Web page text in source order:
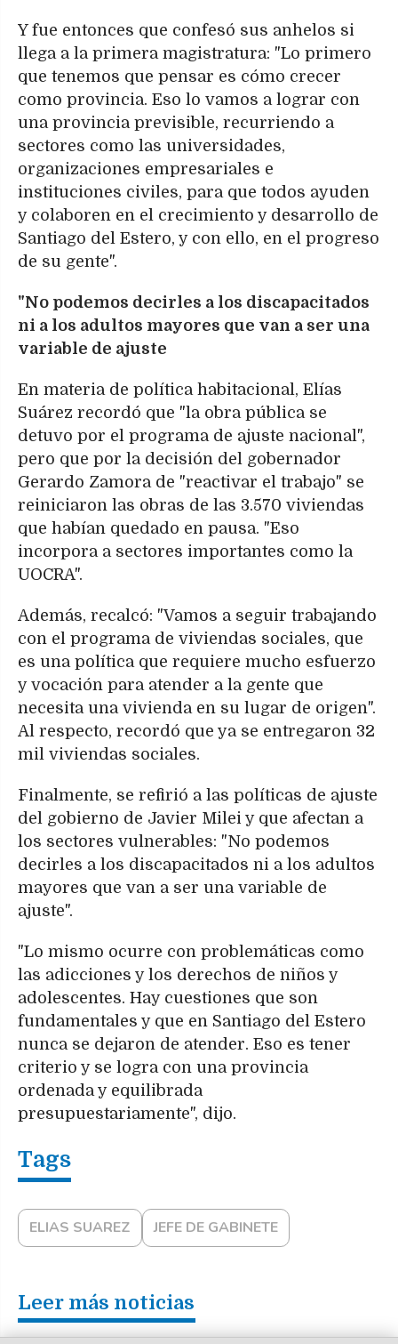
Y fue entonces que confesó sus anhelos si
llega a la primera magistratura: "Lo primero
que tenemos que pensar es cómo crecer
como provincia. Eso lo vamos a lograr con
una provincia previsible, recurriendo a
sectores como las universidades,
organizaciones empresariales e
instituciones civiles, para que todos ayuden
y colaboren en el crecimiento y desarrollo de
Santiago del Estero, y con ello, en el progreso
de su gente".
"No podemos decirles a los discapacitados
ni a los adultos mayores que van a ser una
variable de ajuste
En materia de política habitacional, Elías
Suárez recordó que "la obra pública se
detuvo por el programa de ajuste nacional",
pero que por la decisión del gobernador
Gerardo Zamora de "reactivar el trabajo" se
reiniciaron las obras de las 3.570 viviendas
que habían quedado en pausa. "Eso
incorpora a sectores importantes como la
UOCRA".
Además, recalcó: "Vamos a seguir trabajando
con el programa de viviendas sociales, que
es una política que requiere mucho esfuerzo
y vocación para atender a la gente que
necesita una vivienda en su lugar de origen".
Al respecto, recordó que ya se entregaron 32
mil viviendas sociales.
Finalmente, se refirió a las políticas de ajuste
del gobierno de Javier Milei y que afectan a
los sectores vulnerables: "No podemos
decirles a los discapacitados ni a los adultos
mayores que van a ser una variable de
ajuste".
"Lo mismo ocurre con problemáticas como
las adicciones y los derechos de niños y
adolescentes. Hay cuestiones que son
fundamentales y que en Santiago del Estero
nunca se dejaron de atender. Eso es tener
criterio y se logra con una provincia
ordenada y equilibrada
presupuestariamente", dijo.
ELIAS SUAREZ JEFE DE GABINETE
Leer más noticias